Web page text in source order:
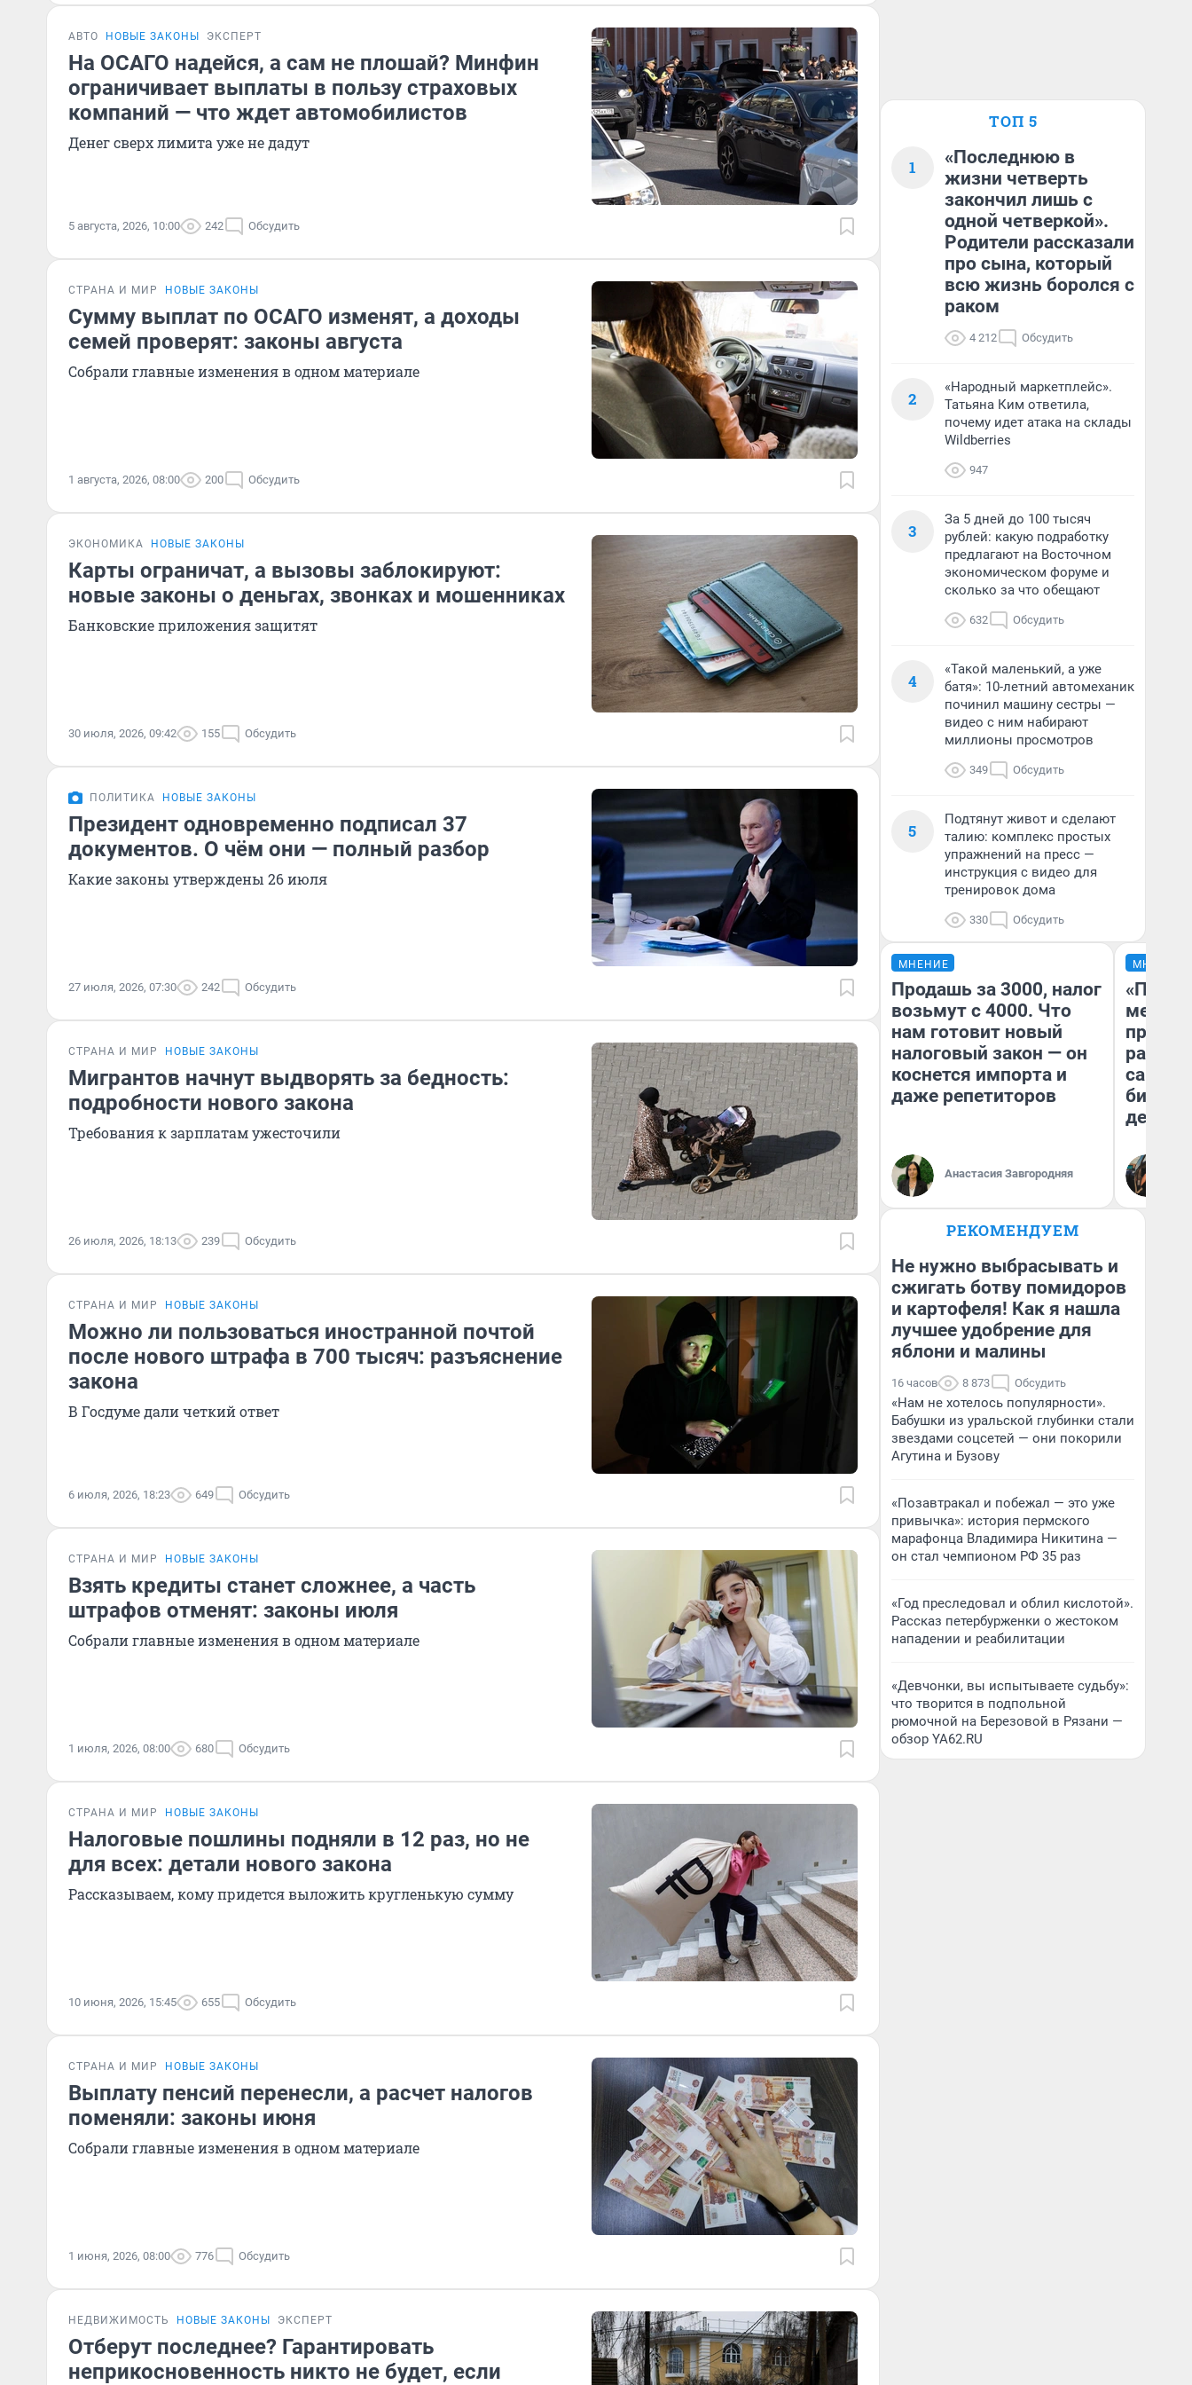
АВТО НОВЫЕ ЗАКОНЫ ЭКСПЕРТ
На ОСАГО надейся, а сам не плошай? Минфин
ограничивает выплаты в пользу страховых
компаний — что ждет автомобилистов
Денег сверх лимита уже не дадут
5 августа, 2026, 10:00 242 Обсудить
СТРАНА И МИР НОВЫЕ ЗАКОНЫ
Сумму выплат по ОСАГО изменят, а доходы
семей проверят: законы августа
Собрали главные изменения в одном материале
1 августа, 2026, 08:00 200 Обсудить
ЭКОНОМИКА НОВЫЕ ЗАКОНЫ
Карты ограничат, а вызовы заблокируют:
новые законы о деньгах, звонках и мошенниках
Банковские приложения защитят
30 июля, 2026, 09:42 155 Обсудить
ПОЛИТИКА НОВЫЕ ЗАКОНЫ
Президент одновременно подписал 37
документов. О чём они — полный разбор
Какие законы утверждены 26 июля
27 июля, 2026, 07:30 242 Обсудить
СТРАНА И МИР НОВЫЕ ЗАКОНЫ
Мигрантов начнут выдворять за бедность:
подробности нового закона
Требования к зарплатам ужесточили
26 июля, 2026, 18:13 239 Обсудить
СТРАНА И МИР НОВЫЕ ЗАКОНЫ
Можно ли пользоваться иностранной почтой
после нового штрафа в 700 тысяч: разъяснение
закона
В Госдуме дали четкий ответ
6 июля, 2026, 18:23 649 Обсудить
СТРАНА И МИР НОВЫЕ ЗАКОНЫ
Взять кредиты станет сложнее, а часть
штрафов отменят: законы июля
Собрали главные изменения в одном материале
1 июля, 2026, 08:00 680 Обсудить
СТРАНА И МИР НОВЫЕ ЗАКОНЫ
Налоговые пошлины подняли в 12 раз, но не
для всех: детали нового закона
Рассказываем, кому придется выложить кругленькую сумму
10 июня, 2026, 15:45 655 Обсудить
СТРАНА И МИР НОВЫЕ ЗАКОНЫ
Выплату пенсий перенесли, а расчет налогов
поменяли: законы июня
Собрали главные изменения в одном материале
1 июня, 2026, 08:00 776 Обсудить
НЕДВИЖИМОСТЬ НОВЫЕ ЗАКОНЫ ЭКСПЕРТ
Отберут последнее? Гарантировать
неприкосновенность никто не будет, если
ТОП 5
1
«Последнюю в
жизни четверть
закончил лишь с
одной четверкой».
Родители рассказали
про сына, который
всю жизнь боролся с
раком
4 212 Обсудить
2
«Народный маркетплейс».
Татьяна Ким ответила,
почему идет атака на склады
Wildberries
947
3
За 5 дней до 100 тысяч
рублей: какую подработку
предлагают на Восточном
экономическом форуме и
сколько за что обещают
632 Обсудить
4
«Такой маленький, а уже
батя»: 10-летний автомеханик
починил машину сестры —
видео с ним набирают
миллионы просмотров
349 Обсудить
5
Подтянут живот и сделают
талию: комплекс простых
упражнений на пресс —
инструкция с видео для
тренировок дома
330 Обсудить
МНЕНИЕ
Продашь за 3000, налог
возьмут с 4000. Что
нам готовит новый
налоговый закон — он
коснется импорта и
даже репетиторов
Анастасия Завгородняя
МНЕНИЕ
самом
РЕКОМЕНДУЕМ
Не нужно выбрасывать и
сжигать ботву помидоров
и картофеля! Как я нашла
лучшее удобрение для
яблони и малины
16 часов 8 873 Обсудить
«Нам не хотелось популярности».
Бабушки из уральской глубинки стали
звездами соцсетей — они покорили
Агутина и Бузову
«Позавтракал и побежал — это уже
привычка»: история пермского
марафонца Владимира Никитина —
он стал чемпионом РФ 35 раз
«Год преследовал и облил кислотой».
Рассказ петербурженки о жестоком
нападении и реабилитации
«Девчонки, вы испытываете судьбу»:
что творится в подпольной
рюмочной на Березовой в Рязани —
обзор YA62.RU